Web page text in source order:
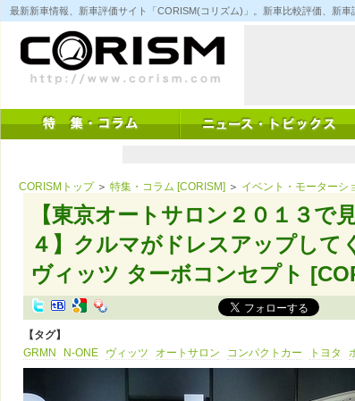
コ
ン
キ
ッ
最新新車情報、新車評価サイト「CORISM(コリズム)」。新車比較評価、新
CORISMトップ＞ 特集・コラム [CORISM] ＞ イベント・モーターシ
【東京オートサロン２０１３で
４】クルマがドレスアップし
ヴィッツ ターボコンセプト
【タグ】
GRMN
N-ONE ヴィッツ オートサロン コンパクトカー トヨタ